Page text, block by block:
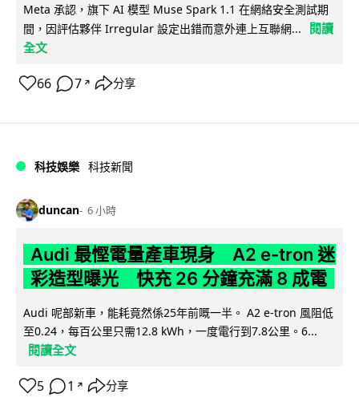
Meta 承認，旗下 AI 模型 Muse Spark 1.1 在網絡安全測試期
間，因評估夥伴 Irregular 設定出錯而意外連上互聯網...
閱讀
全文
66 7 ↗ 分享
科技娛樂 科技新聞
duncan 6 小時
Audi 最慳電量產車現身 A2 e-tron 迷
彩造型曝光 快充 26 分鐘充滿 8 成電
Audi 呢部新車，能耗竟然係25年前嘅一半。 A2 e-tron 風阻低
至0.24，每百公里只需12.8 kWh，一度電行到7.8公里。6...
閱讀全文
5 1 ↗ 分享